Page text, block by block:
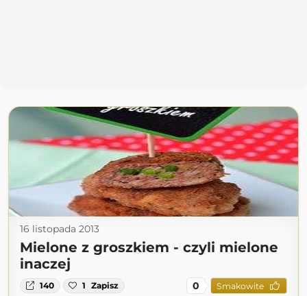
16 listopada 2013
Mielone z groszkiem - czyli mielone
inaczej
140 1 Zapisz 0 Smakowite